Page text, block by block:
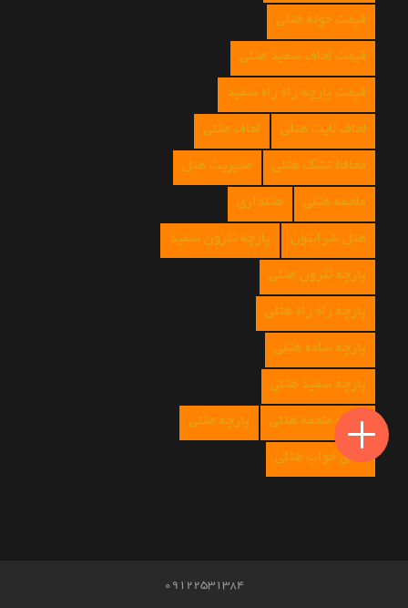
قیمت حوله هتلی
قیمت لحاف سفید هتلی
قیمت پارچه راه راه سفید
لحاف لایت هتلی لحاف هتلی
محافظ تشک هتلی مدیریت هتل
ملحفه هتلی هتلداری
هتل شرایتون پارچه تترون سفید
پارچه تترون هتلی
پارچه راه راه هتلی
پارچه ساده هتلی
پارچه سفید هتلی
پارچه ملحفه هتلی پارچه هتلی
کالای خواب هتلی
09122531384